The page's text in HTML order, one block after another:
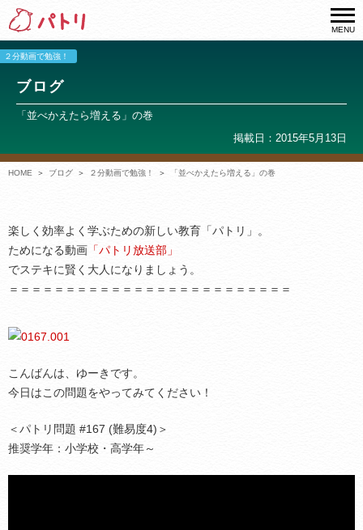
MENU
２分動画で勉強！
ブログ
「並べかえたら増える」の巻
掲載日：2015年5月13日
HOME ブログ ２分動画で勉強！ 「並べかえたら増える」の巻
楽しく効率よく学ぶための新しい教育「パトリ」。
ためになる動画 「パトリ放送部」
でステキに賢く大人になりましょう。
＝＝＝＝＝＝＝＝＝＝＝＝＝＝＝＝＝＝＝＝＝＝＝＝＝
こんばんは、ゆーきです。
今日はこの問題をやってみてください！
＜パトリ問題 #167 (難易度4)＞
推奨学年：小学校・高学年～